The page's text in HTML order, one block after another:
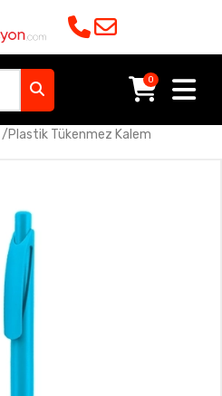
0
/Plastik Tükenmez Kalem